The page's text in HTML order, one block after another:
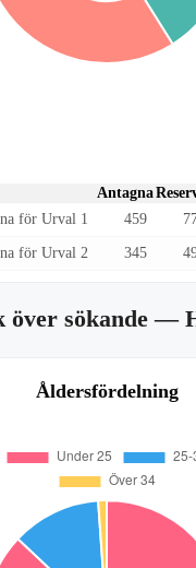
Antagna
för Urval 1
459
för Urval 2 345
över sökande—
Åldersfördelning